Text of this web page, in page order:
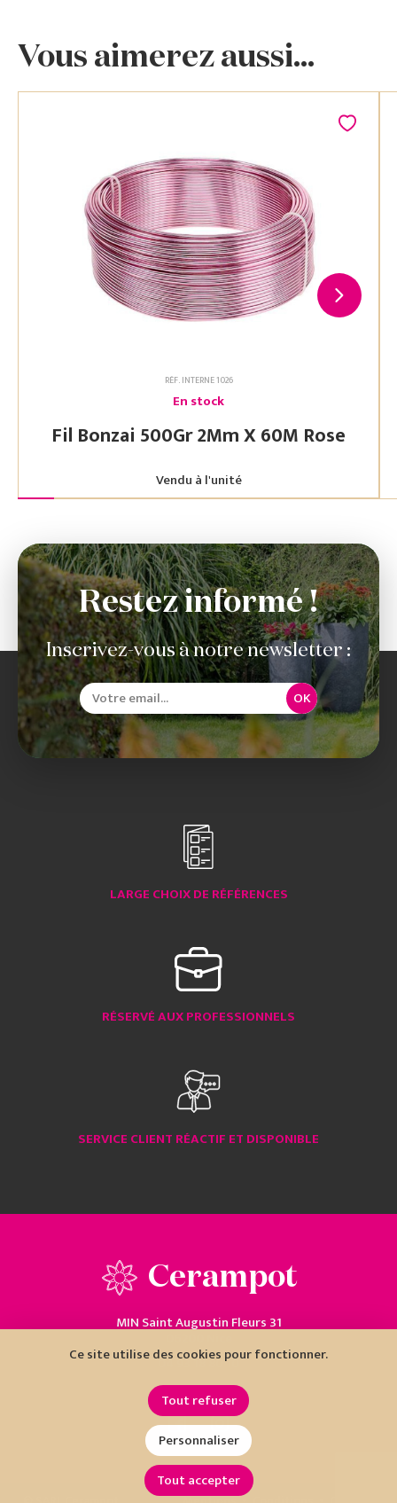
Vous aimerez aussi...
RÉF. INTERNE 1026
En stock
Fil Bonzai 500Gr 2Mm X 60M Rose
Vendu à l'unité
Restez informé !
Inscrivez-vous à notre newsletter :
OK
LARGE CHOIX DE RÉFÉRENCES
RÉSERVÉ AUX PROFESSIONNELS
SERVICE CLIENT RÉACTIF ET DISPONIBLE
Cerampot
MIN Saint Augustin Fleurs 31
04 93 18 80 10
Ce site utilise des cookies pour fonctionner.
Tout refuser
Personnaliser
Tout accepter